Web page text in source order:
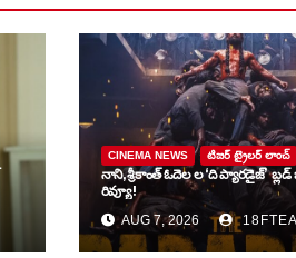
CINEMA NEWS టిజర్ ట్రైలర్ లాంచ్
నాని, శ్రీకాంత్ ఓదెల ల ‘ది ప్యారడైజ్’
రివ్యూ!
AUG 7, 2026